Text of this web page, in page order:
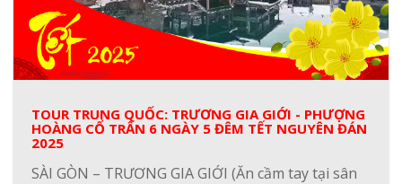
TOUR TRUNG QUỐC: TRƯƠNG GIA GIỚI - PHƯỢNG
HOÀNG CỔ TRẤN 6 NGÀY 5 ĐÊM TẾT NGUYÊN ĐÁN
2025
SÀI GÒN – TRƯƠNG GIA GIỚI (Ăn cầm tay tại sân